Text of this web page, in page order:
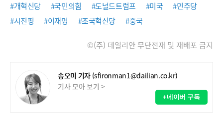
#개혁신당 #국민의힘 #도널드트럼프 #미국
#민주당
#시진핑
#이재명 #조국혁신당 #중국
©(주) 데일리안 무단전재 및 재배포 금지
송오미 기자 (sfironman1@dailian.co.kr)
기사 모아 보기 >
+네이버 구독